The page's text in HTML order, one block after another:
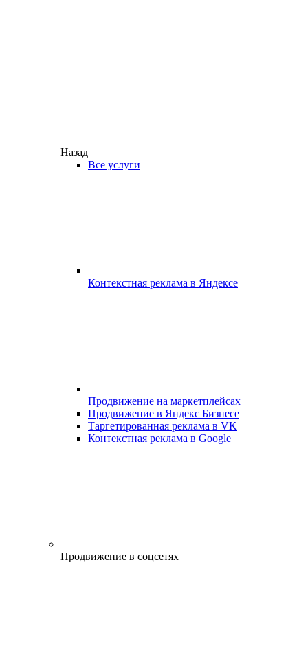
Назад
Все услуги
Контекстная реклама в Яндексе
Продвижение на маркетплейсах
Продвижение в Яндекс Бизнесе
Таргетированная реклама в VK
Контекстная реклама в Google
Продвижение в соцсетях